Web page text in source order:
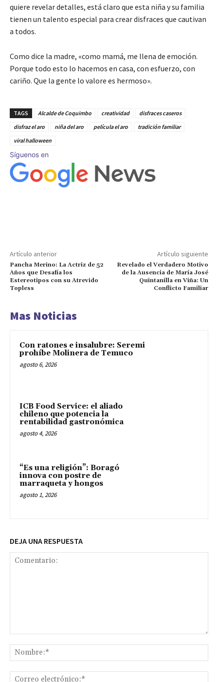
quiere revelar detalles, está claro que esta niña y su familia
tienen un talento especial para crear disfraces que cautivan
a todos.
Como dice la madre, «como mamá, me llena de emoción.
Porque todo esto lo hacemos en casa, con esfuerzo, con
cariño. Que la gente lo valore es hermoso».
TAGS Alcalde de Coquimbo creatividad
disfraces caseros
disfraz el aro
niña del aro película el aro
tradición familiar
viral halloween
Síguenos en
Artículo anterior
Pancha Merino: La Actriz de 52
Años que Desafía los
Estereotipos con su Atrevido
Topless
Artículo siguiente
Revelado el Verdadero Motivo
de la Ausencia de María José
Quintanilla en Viña: Un
Conflicto Familiar
Mas Noticias
Con ratones e insalubre: Seremi
prohíbe Molinera de Temuco
agosto 6, 2026
ICB Food Service: el aliado
chileno que potencia la
rentabilidad gastronómica
agosto 4, 2026
“Es una religión”: Boragó
innova con postre de
marraqueta y hongos
agosto 1, 2026
DEJA UNA RESPUESTA